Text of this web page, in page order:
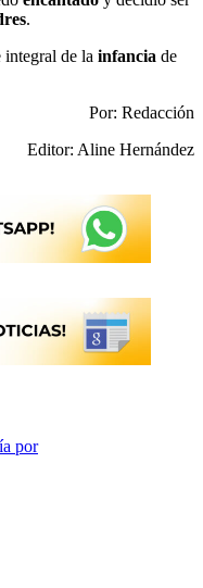
.
de la infancia de
Por: Redacción
Editor: Aline Hernández
por